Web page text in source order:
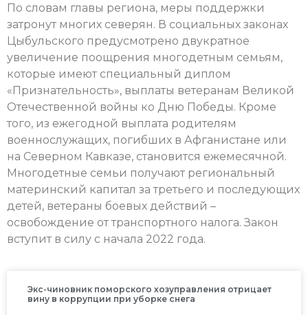
По словам главы региона, меры поддержки
затронут многих северян. В социальных законах
Цыбульского предусмотрено двукратное
увеличение поощрения многодетным семьям,
которые имеют специальный диплом
«Признательность», выплаты ветеранам Великой
Отечественной войны ко Дню Победы. Кроме
того, из ежегодной выплата родителям
военнослужащих, погибших в Афганистане или
на Северном Кавказе, становится ежемесячной.
Многодетные семьи получают региональный
материнский капитал за третьего и последующих
детей, ветераны боевых действий –
освобождение от транспортного налога. Закон
вступит в силу с начала 2022 года.
Экс-чиновник поморского хозуправления отрицает
вину в коррупции при уборке снега